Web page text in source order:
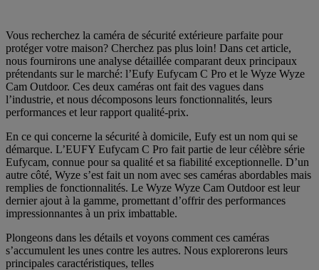
Vous recherchez la caméra de sécurité extérieure parfaite pour
protéger votre maison? Cherchez pas plus loin! Dans cet article,
nous fournirons une analyse détaillée comparant deux principaux
prétendants sur le marché: l’Eufy Eufycam C Pro et le Wyze Wyze
Cam Outdoor. Ces deux caméras ont fait des vagues dans
l’industrie, et nous décomposons leurs fonctionnalités, leurs
performances et leur rapport qualité-prix.
En ce qui concerne la sécurité à domicile, Eufy est un nom qui se
démarque. L’EUFY Eufycam C Pro fait partie de leur célèbre série
Eufycam, connue pour sa qualité et sa fiabilité exceptionnelle. D’un
autre côté, Wyze s’est fait un nom avec ses caméras abordables mais
remplies de fonctionnalités. Le Wyze Wyze Cam Outdoor est leur
dernier ajout à la gamme, promettant d’offrir des performances
impressionnantes à un prix imbattable.
Plongeons dans les détails et voyons comment ces caméras
s’accumulent les unes contre les autres. Nous explorerons leurs
principales caractéristiques, telles